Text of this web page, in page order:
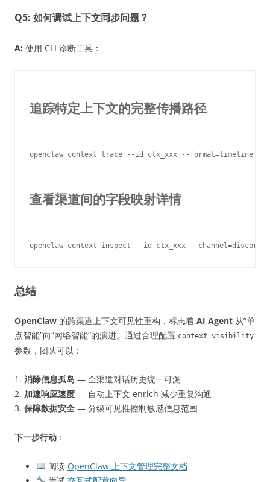
Q5: 如何调试上下文同步问题？
A: 使用 CLI 诊断工具：
追踪特定上下文的完整传播路径
openclaw context trace --id ctx_xxx --format=timeline
查看渠道间的字段映射详情
总结
OpenClaw 的跨渠道上下文可见性重构，标志着 AI Agent 从”单
点智能”向”网络智能”的演进。通过合理配置 context_visibility
参数，团队可以：
1. 消除信息孤岛 — 全渠道对话历史统一可溯
2. 加速响应速度 — 自动上下文 enrich 减少重复沟通
3. 保障数据安全 — 分级可见性控制敏感信息范围
下一步行动 ：
阅读 OpenClaw 上下文管理完整文档